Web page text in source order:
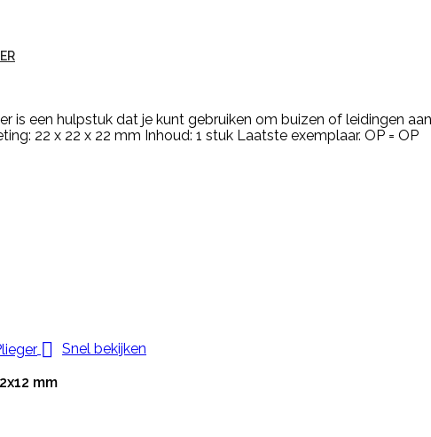
is een hulpstuk dat je kunt gebruiken om buizen of leidingen
22 x 22 x 22 mm Inhoud: 1 stuk Laatste exemplaar. OP = OP
 Snel bekijken
mm